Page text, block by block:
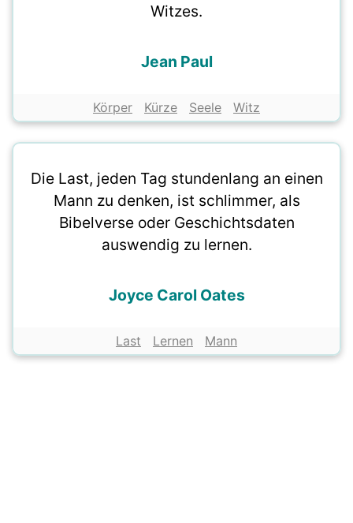
Witzes.
Jean Paul
Körper Kürze Seele Witz
Die Last, jeden Tag stundenlang an einen
Mann zu denken, ist schlimmer, als
Bibelverse oder Geschichtsdaten
auswendig zu lernen.
Joyce Carol Oates
Last Lernen Mann